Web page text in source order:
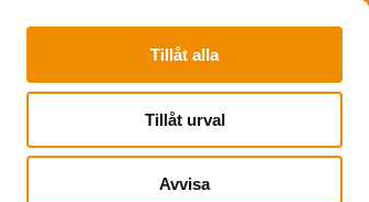
Tillåt alla
Tillåt urval
Avvisa